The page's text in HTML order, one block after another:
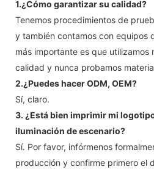
1.¿Cómo garantizar su calidad?
Tenemos procedimientos de
y también contamos con equipos
más importante es que utilizamos
calidad y nunca probamos
2.¿Puedes hacer ODM, OEM?
Sí, claro.
3. ¿Está bien imprimir mi
iluminación de escenario?
Sí. Por favor, infórmenos
producción y confirme primero el